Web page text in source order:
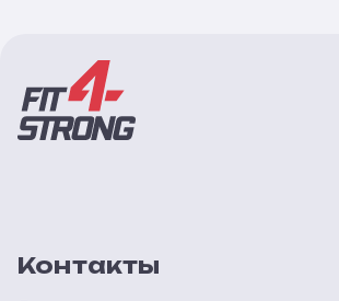
Контакты